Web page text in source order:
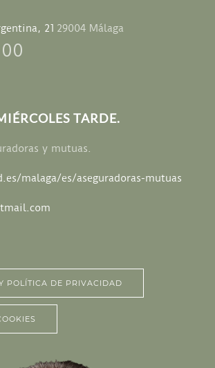
21 29004 Málaga
TARDE.
y mutuas.
malaga/es/aseguradoras-mutuas
POLÍTICA DE PRIVACIDAD